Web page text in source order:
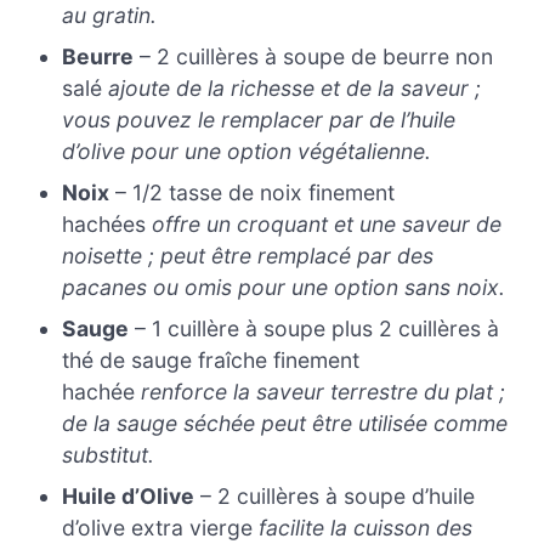
au gratin.
Beurre – 2 cuillères à soupe de beurre non
saléajoute de la richesse et de la saveur ;
vous pouvez le remplacer par de l’huile
d’olive pour une option végétalienne.
Noix – 1/2 tasse de noix finement
hachées offre un croquant et une saveur de
noisette ; peut être remplacé par des
pacanes ou omis pour une option sans noix.
Sauge – 1 cuillère à soupe plus 2 cuillères à
thé de sauge fraîche finement
hachéerenforce la saveur terrestre du plat ;
de la sauge séchée peut être utilisée comme
substitut.
Huile d’Olive – 2 cuillères à soupe d’huile
d’olive extra vierge facilite la cuisson des